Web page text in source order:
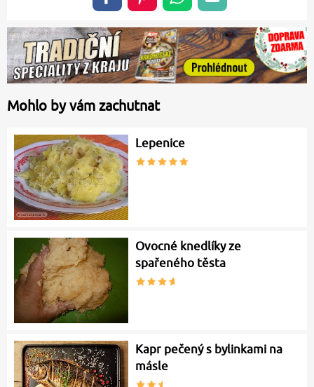
Mohlo by vám zachutnat
Lepenice
Ovocné knedlíky ze
spařeného těsta
Kapr pečený s bylinkami na
másle